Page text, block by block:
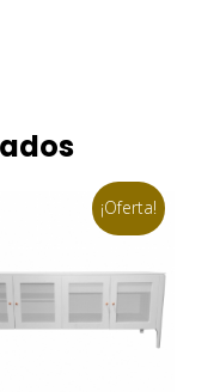
¡Oferta!